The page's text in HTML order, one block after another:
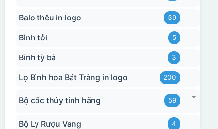
Balo thêu in logo 39
Bình tỏi 5
Bình tỳ bà 3
Lọ Bình hoa Bát Tràng in logo 200
Bộ cốc thủy tinh hãng 59
Bộ Ly Rượu Vang 4